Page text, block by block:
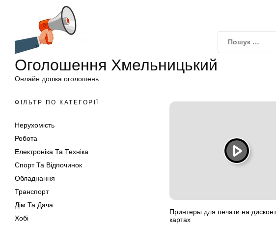
Оголошення Хмельницький
Онлайн дошка оголошень
ФІЛЬТР ПО КАТЕГОРІЇ
Нерухомість
Робота
Електроніка Та Техніка
Спорт Та Відпочинок
Обладнання
Транспорт
Дім Та Дача
Хобі
Принтеры для печати на
картах